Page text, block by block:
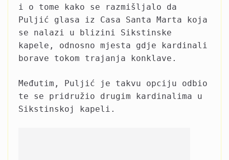
i o tome kako se razmišljalo da
Puljić glasa iz Casa Santa Marta koja
se nalazi u blizini Sikstinske
kapele, odnosno mjesta gdje kardinali
borave tokom trajanja konklave.
Međutim, Puljić je takvu opciju odbio
te se pridružio drugim kardinalima u
Sikstinskoj kapeli.